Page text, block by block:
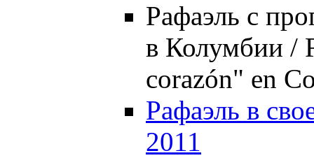
Рафаэль с
в Колумбии /
corazón" en
Рафаэль в
2011